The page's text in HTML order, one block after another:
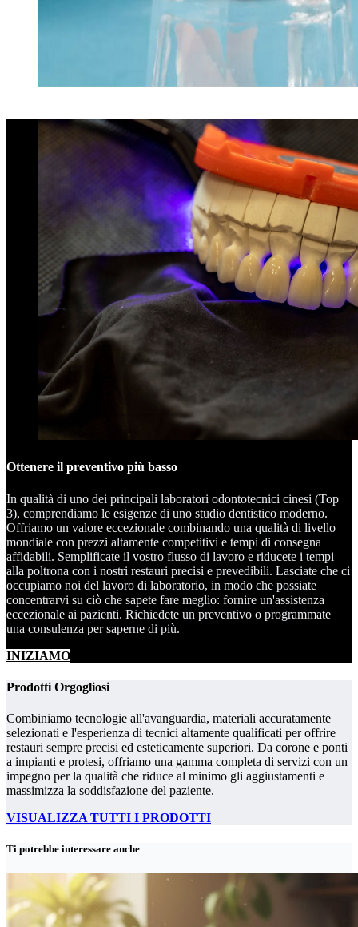
Ottenere il preventivo più basso
In qualità di uno dei principali laboratori odontotecnici cinesi (Top
3), comprendiamo le esigenze di uno studio dentistico moderno.
Offriamo un valore eccezionale combinando una qualità di livello
mondiale con prezzi altamente competitivi e tempi di consegna
affidabili. Semplificate il vostro flusso di lavoro e riducete i tempi
alla poltrona con i nostri restauri precisi e prevedibili. Lasciate che ci
occupiamo noi del lavoro di laboratorio, in modo che possiate
concentrarvi su ciò che sapete fare meglio: fornire un'assistenza
eccezionale ai pazienti. Richiedete un preventivo o programmate
una consulenza per saperne di più.
INIZIAMO
Prodotti Orgogliosi
Combiniamo tecnologie all'avanguardia, materiali accuratamente
selezionati e l'esperienza di tecnici altamente qualificati per offrire
restauri sempre precisi ed esteticamente superiori. Da corone e ponti
a impianti e protesi, offriamo una gamma completa di servizi con un
impegno per la qualità che riduce al minimo gli aggiustamenti e
massimizza la soddisfazione del paziente.
VISUALIZZA TUTTI I PRODOTTI
Ti potrebbe interessare anche